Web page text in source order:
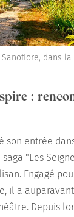
dans
:
son entrée
"Les
Engagé
il a
Depuis